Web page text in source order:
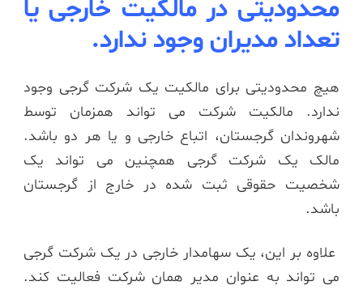
محدودیتی در مالکیت خارجی یا
تعداد مدیران وجود ندارد.
هیچ محدودیتی برای مالکیت یک شرکت گرجی وجود
ندارد. مالکیت شرکت می تواند همزمان توسط
شهروندان گرجستان، اتباع خارجی و یا هر دو باشد.
مالک یک شرکت گرجی همچنین می تواند یک
شخصیت حقوقی ثبت شده در خارج از گرجستان
باشد.
علاوه بر این، یک سهامدار خارجی در یک شرکت گرجی
می تواند به عنوان مدیر همان شرکت فعالیت کند.